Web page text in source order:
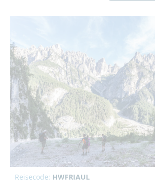
Reisecode: HWFRIAUL